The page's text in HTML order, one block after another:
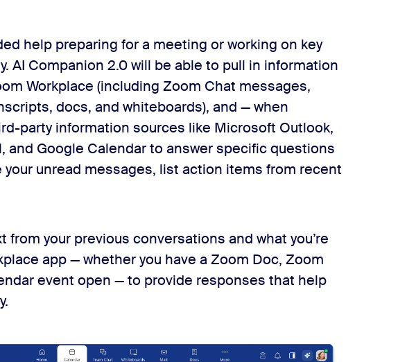
help preparing for a meeting or working on key
AI Companion 2.0 will be able to pull in information
Workplace (including Zoom Chat messages,
docs, and whiteboards), and — when
party information sources like Microsoft Outlook,
and Google Calendar to answer specific questions
your unread messages, list action items from recent
from your previous conversations and what you’re
app — whether you have a Zoom Doc, Zoom
event open — to provide responses that help